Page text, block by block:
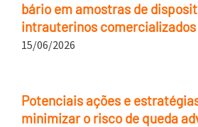
bário em amostras de
intrauterinos comercializados
15/06/2026
Potenciais ações e
minimizar o risco de queda